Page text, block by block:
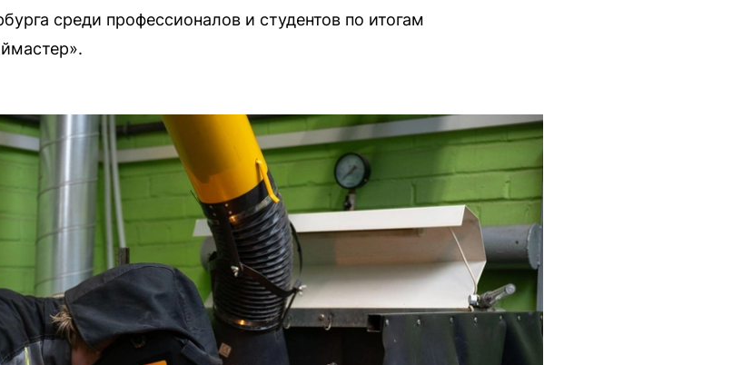
среди профессионалов и студентов по итогам